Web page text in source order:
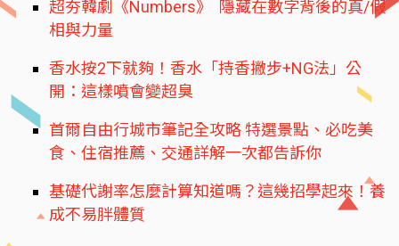
超夯韓劇《Numbers》 隱藏在數字背後的真/假
相與力量
香水按2下就夠！香水「持香撇步+NG法」公
開：這樣噴會變超臭
首爾自由行城市筆記全攻略 特選景點、必吃美
食、住宿推薦、交通詳解一次都告訴你
基礎代謝率怎麼計算知道嗎？這幾招學起來！養
成不易胖體質